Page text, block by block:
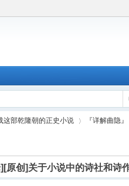
部乾隆朝的正史小说
›
『详解曲隐』
][原创]关于小说中的诗社和诗